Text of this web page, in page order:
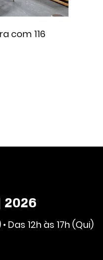
com 116
2026
Das 12h às 17h (Qui)